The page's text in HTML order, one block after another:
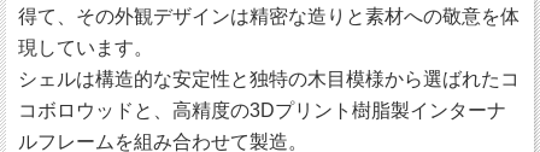
得て、その外観デザインは精密な造りと素材への敬意を体
現しています。
シェルは構造的な安定性と独特の木目模様から選ばれたコ
コボロウッドと、高精度の3Dプリント樹脂製インターナ
ルフレームを組み合わせて製造。